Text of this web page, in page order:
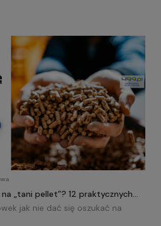
„tani pellet”? 12 praktycznych
jak nie dać się oszukać na